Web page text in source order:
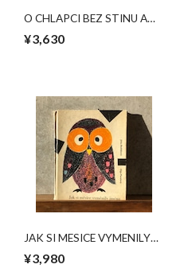
O CHLAPCI BEZ STINU A
¥3,630
JAK SI MESICE VYMENILY
¥3,980